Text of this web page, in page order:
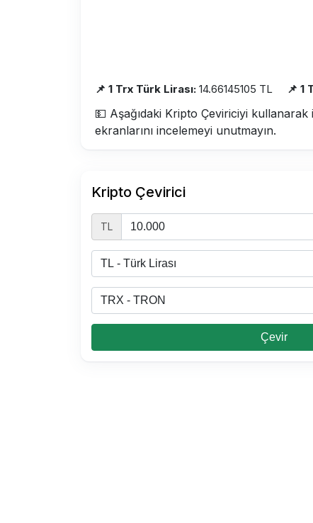
📌 1 Trx Türk Lirası: 14.66145105 TL 📌 1
💵 Aşağıdaki Kripto Çeviriciyi
ekranlarını incelemeyi unutmayın.
Kripto Çevirici
TL
Çevir